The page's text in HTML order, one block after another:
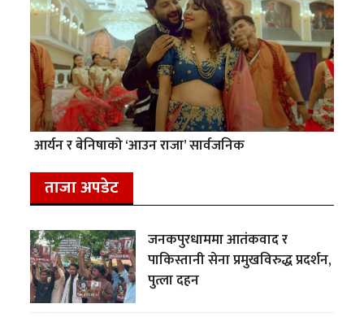
आर्यन र बेनिषाको ‘आउन राजा’ सार्वजनिक
ताजा अपडेट
जनकपुरधाममा आतंकवाद र
पाकिस्तानी सेना प्रमुखविरुद्ध प्रदर्शन,
पुत्ला दहन